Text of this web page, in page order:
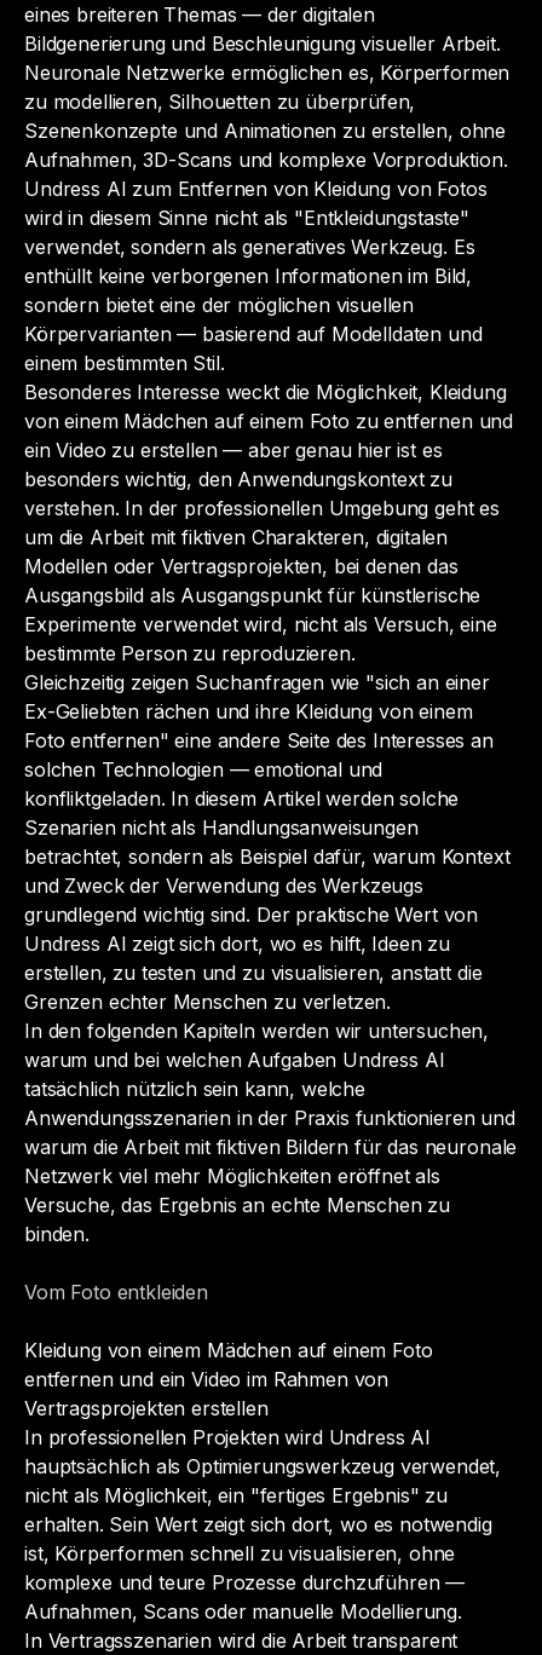
eines breiteren Themas — der digitalen
Bildgenerierung und Beschleunigung visueller Arbeit.
Neuronale Netzwerke ermöglichen es, Körperformen
zu modellieren, Silhouetten zu überprüfen,
Szenenkonzepte und Animationen zu erstellen, ohne
Aufnahmen, 3D-Scans und komplexe Vorproduktion.
Undress AI zum Entfernen von Kleidung von Fotos
wird in diesem Sinne nicht als "Entkleidungstaste"
verwendet, sondern als generatives Werkzeug. Es
enthüllt keine verborgenen Informationen im Bild,
sondern bietet eine der möglichen visuellen
Körpervarianten — basierend auf Modelldaten und
einem bestimmten Stil.
Besonderes Interesse weckt die Möglichkeit, Kleidung
von einem Mädchen auf einem Foto zu entfernen und
ein Video zu erstellen— aber genau hier ist es
besonders wichtig, den Anwendungskontext zu
verstehen. In der professionellen Umgebung geht es
um die Arbeit mit fiktiven Charakteren, digitalen
Modellen oder Vertragsprojekten, bei denen das
Ausgangsbild als Ausgangspunkt für künstlerische
Experimente verwendet wird, nicht als Versuch, eine
bestimmte Person zu reproduzieren.
Gleichzeitig zeigen Suchanfragen wie "sich an einer
Ex-Geliebten rächen und ihre Kleidung von einem
Foto entfernen" eine andere Seite des Interesses an
solchen Technologien — emotional und
konfliktgeladen. In diesem Artikel werden solche
Szenarien nicht als Handlungsanweisungen
betrachtet, sondern als Beispiel dafür, warum Kontext
und Zweck der Verwendung des Werkzeugs
grundlegend wichtig sind. Der praktische Wert von
Undress AI zeigt sich dort, wo es hilft, Ideen zu
erstellen, zu testen und zu visualisieren, anstatt die
Grenzen echter Menschen zu verletzen.
In den folgenden Kapiteln werden wir untersuchen,
warum und bei welchen Aufgaben Undress AI
tatsächlich nützlich sein kann, welche
Anwendungsszenarien in der Praxis funktionieren und
warum die Arbeit mit fiktiven Bildern für das neuronale
Netzwerk viel mehr Möglichkeiten eröffnet als
Versuche, das Ergebnis an echte Menschen zu
binden.
Vom Foto entkleiden
Kleidung von einem Mädchen auf einem Foto
entfernen und ein Video im Rahmen von
Vertragsprojekten erstellen
In professionellen Projekten wird Undress AI
hauptsächlich als Optimierungswerkzeug verwendet,
nicht als Möglichkeit, ein "fertiges Ergebnis" zu
erhalten. Sein Wert zeigt sich dort, wo es notwendig
ist, Körperformen schnell zu visualisieren, ohne
komplexe und teure Prozesse durchzuführen —
Aufnahmen, Scans oder manuelle Modellierung.
In Vertragsszenarien wird die Arbeit transparent